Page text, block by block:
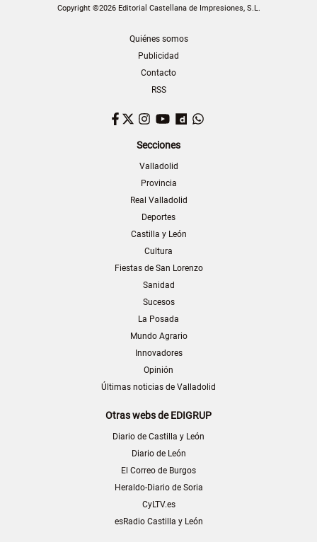
Copyright ©2026 Editorial Castellana de Impresiones, S.L.
Quiénes somos
Publicidad
Contacto
RSS
Facebook
TwitterInstagram
YouTubeDailymotion
Secciones
Valladolid
Provincia
Real Valladolid
Deportes
Castilla y León
Cultura
Fiestas de San Lorenzo
Sanidad
Sucesos
La Posada
Mundo Agrario
Innovadores
Opinión
Últimas noticias de Valladolid
Otras webs de EDIGRUP
Diario de Castilla y León
Diario de León
El Correo de Burgos
Heraldo-Diario de Soria
CyLTV.es
esRadio Castilla y León